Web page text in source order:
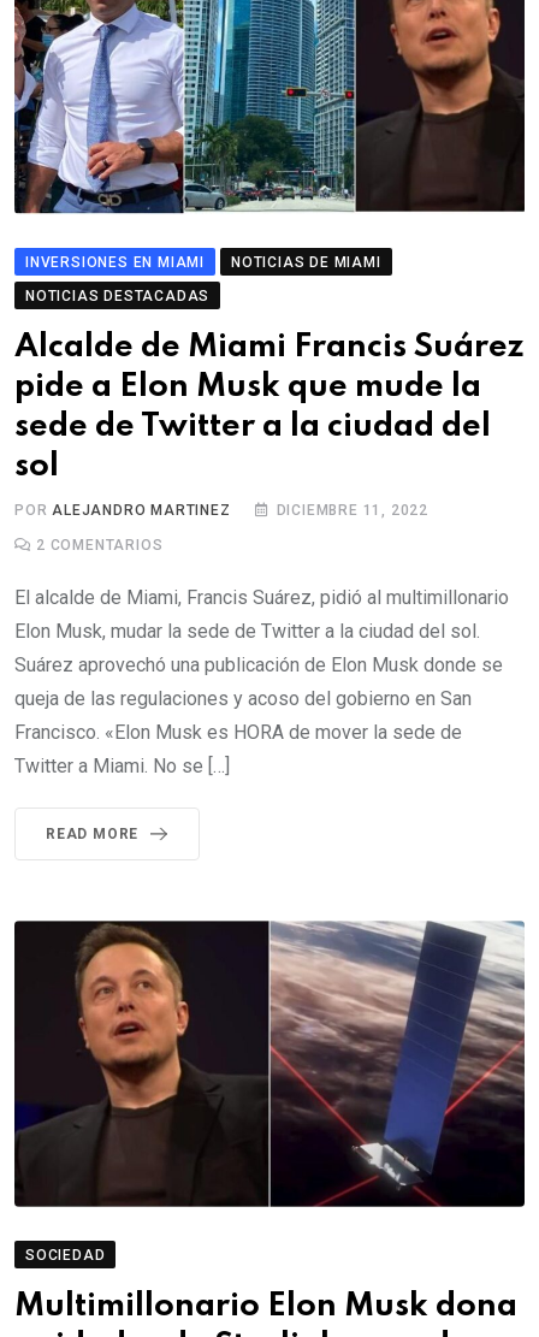
INVERSIONES EN MIAMI
NOTICIAS DE MIAMI
NOTICIAS DESTACADAS
Alcalde de Miami Francis Suárez
pide a Elon Musk que mude la
sede de Twitter a la ciudad del
sol
PORALEJANDRO MARTINEZ DICIEMBRE 11, 2022
2 COMENTARIOS
El alcalde de Miami, Francis Suárez, pidió al multimillonario
Elon Musk, mudar la sede de Twitter a la ciudad del sol.
Suárez aprovechó una publicación de Elon Musk donde se
queja de las regulaciones y acoso del gobierno en San
Francisco. «Elon Musk es HORA de mover la sede de
Twitter a Miami. No se […]
READ MORE
SOCIEDAD
Multimillonario Elon Musk dona